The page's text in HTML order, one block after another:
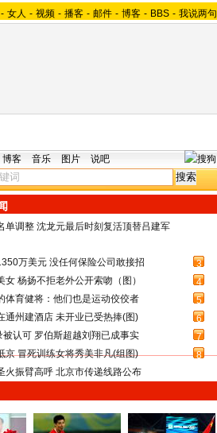
- 女人 - 视频 - 播客 - 邮件 - 博客 - BBS - 我说两句
博客 音乐 图片 说吧
单调整 沈龙元最后时刻复活顶替吕建军
万美元 没任何保险公司敢接招
3
女 杨扬不拒老外公开索吻（图）
4
体育健将：他们也是运动佼佼者
5
通州建酒店 未开业已受热捧(图)
6
被认可 罗伯斯超越刘翔已成事实
7
京 冒死训练女将秀美非凡(组图)
8
火振臂高呼 北京市传递线路公布